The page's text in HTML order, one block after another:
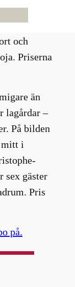
på
och
Priserna
än
lagårdar –
På bilden
mitt i
sex gäster
Pris
på.